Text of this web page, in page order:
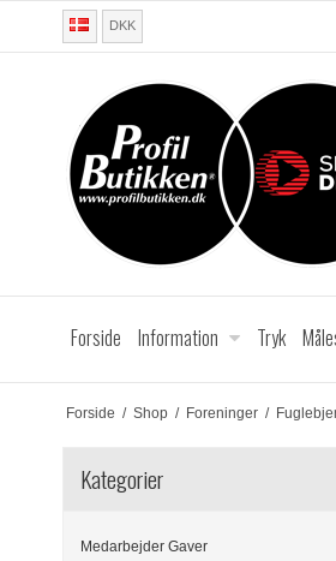
DKK
Forside Information Tryk
Forside / Shop / Foreninger /
Kategorier
Medarbejder Gaver